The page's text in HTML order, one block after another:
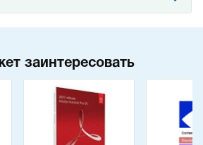
заинтересовать